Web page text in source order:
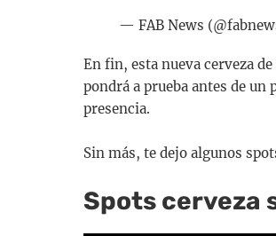
— FAB News
En fin, esta nueva cerveza de
pondrá a prueba antes de
presencia.
Sin más, te dejo algunos
Spots cerveza